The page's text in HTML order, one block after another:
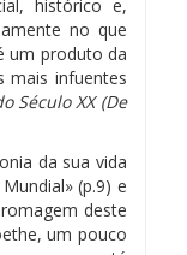
histórico e,
no que
um produto da
mais infuentes
Século XX (De
da sua vida
(p.9) e
deste
um pouco